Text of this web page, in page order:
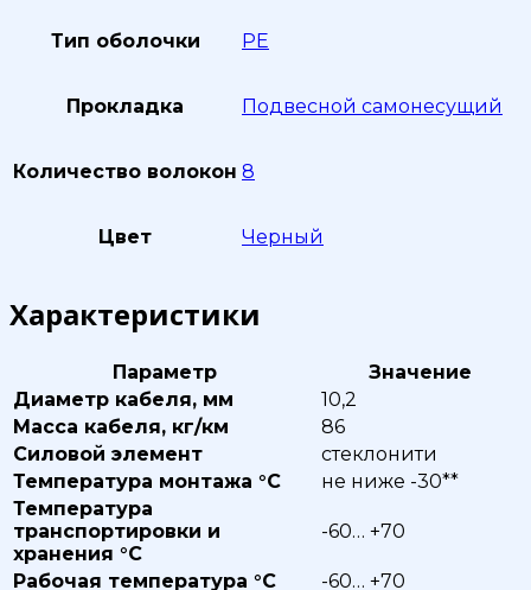
Тип оболочки PE
Прокладка Подвесной самонесущий
Количество волокон 8
Цвет Черный
Характеристики
Параметр
Значение
Диаметр кабеля, мм
10,2
Масса кабеля, кг/км
86
Силовой элемент
стеклонити
Температура монтажа °С
не ниже -30**
Температура
транспортировки и
хранения °С
-60… +70
Рабочая температура °С -60… +70